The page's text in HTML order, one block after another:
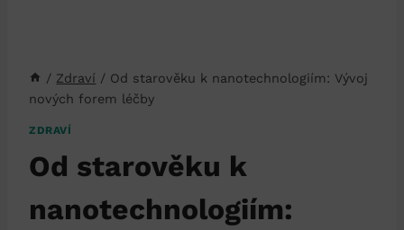
/ Zdraví / Od starověku k nanotechnologiím: Vývoj
nových forem léčby
ZDRAVÍ
Od starověku k
nanotechnologiím: